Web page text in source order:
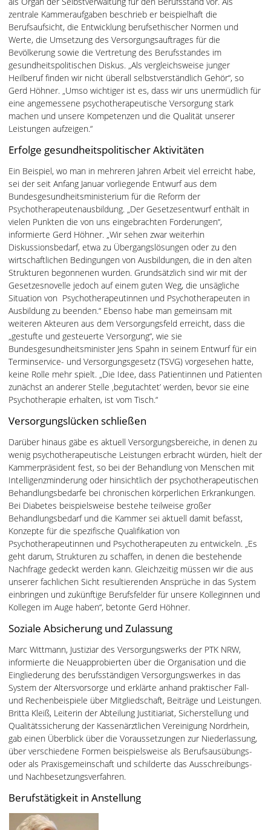
zentrale Kammeraufgaben beschrieb er beispielhaft die
Berufsaufsicht, die Entwicklung berufsethischer Normen und
Werte, die Umsetzung des Versorgungsauftrages für die
Bevölkerung sowie die Vertretung des Berufsstandes im
gesundheitspolitischen Diskus. „Als vergleichsweise junger
Heilberuf finden wir nicht überall selbstverständlich Gehör“, so
Gerd Höhner. „Umso wichtiger ist es, dass wir uns unermüdlich für
eine angemessene psychotherapeutische Versorgung stark
machen und unsere Kompetenzen und die Qualität unserer
Leistungen aufzeigen.“
Erfolge gesundheitspolitischer Aktivitäten
Ein Beispiel, wo man in mehreren Jahren Arbeit viel erreicht habe,
sei der seit Anfang Januar vorliegende Entwurf aus dem
Bundesgesundheitsministerium für die Reform der
Psychotherapeutenausbildung. „Der Gesetzesentwurf enthält in
vielen Punkten die von uns eingebrachten Forderungen“,
informierte Gerd Höhner. „Wir sehen zwar weiterhin
Diskussionsbedarf, etwa zu Übergangslösungen oder zu den
wirtschaftlichen Bedingungen von Ausbildungen, die in den alten
Strukturen begonnenen wurden. Grundsätzlich sind wir mit der
Gesetzesnovelle jedoch auf einem guten Weg, die unsägliche
Situation von Psychotherapeutinnen und Psychotherapeuten in
Ausbildung zu beenden.“ Ebenso habe man gemeinsam mit
weiteren Akteuren aus dem Versorgungsfeld erreicht, dass die
„gestufte und gesteuerte Versorgung“, wie sie
Bundesgesundheitsminister Jens Spahn in seinem Entwurf für ein
Terminservice- und Versorgungsgesetz (TSVG) vorgesehen hatte,
keine Rolle mehr spielt. „Die Idee, dass Patientinnen und Patienten
zunächst an anderer Stelle ‚begutachtet’ werden, bevor sie eine
Psychotherapie erhalten, ist vom Tisch.“
Versorgungslücken schließen
Darüber hinaus gäbe es aktuell Versorgungsbereiche, in denen zu
wenig psychotherapeutische Leistungen erbracht würden, hielt der
Kammerpräsident fest, so bei der Behandlung von Menschen mit
Intelligenzminderung oder hinsichtlich der psychotherapeutischen
Behandlungsbedarfe bei chronischen körperlichen Erkrankungen.
Bei Diabetes beispielsweise bestehe teilweise großer
Behandlungsbedarf und die Kammer sei aktuell damit befasst,
Konzepte für die spezifische Qualifikation von
Psychotherapeutinnen und Psychotherapeuten zu entwickeln. „Es
geht darum, Strukturen zu schaffen, in denen die bestehende
Nachfrage gedeckt werden kann. Gleichzeitig müssen wir die aus
unserer fachlichen Sicht resultierenden Ansprüche in das System
einbringen und zukünftige Berufsfelder für unsere Kolleginnen und
Kollegen im Auge haben“, betonte Gerd Höhner.
Soziale Absicherung und Zulassung
Marc Wittmann, Justiziar des Versorgungswerks der PTK NRW,
informierte die Neuapprobierten über die Organisation und die
Eingliederung des berufsständigen Versorgungswerkes in das
System der Altersvorsorge und erklärte anhand praktischer Fall-
und Rechenbeispiele über Mitgliedschaft, Beiträge und Leistungen.
Britta Kleiß, Leiterin der Abteilung Justitiariat, Sicherstellung und
Qualitätssicherung der Kassenärztlichen Vereinigung Nordrhein,
gab einen Überblick über die Voraussetzungen zur Niederlassung,
über verschiedene Formen beispielsweise als Berufsausübungs-
oder als Praxisgemeinschaft und schilderte das Ausschreibungs-
und Nachbesetzungsverfahren.
Berufstätigkeit in Anstellung